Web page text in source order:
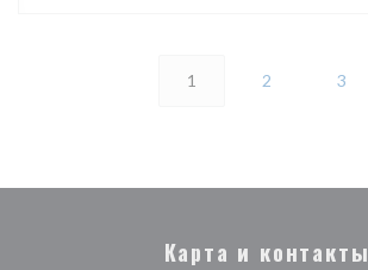
1 2 3
Карта и контакты